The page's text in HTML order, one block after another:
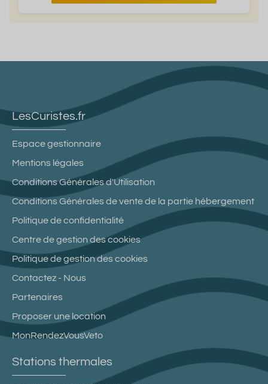
LesCuristes.fr
Espace gestionnaire
Mentions légales
Conditions Générales d'Utilisation
Conditions Générales de vente de la partie hébergement
Politique de confidentialité
Centre de gestion des cookies
Politique de gestion des cookies
Contactez - Nous
Partenaires
Proposer une location
MonRendezVousVeto
Stations thermales